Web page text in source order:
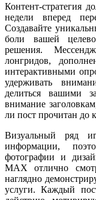
Контент-стратегия
недели вперед
Создавайте
боли вашей
решения.
лонгридов,
интерактивными
удерживать
делиться вашими
внимание
ли пост прочитан до
Визуальный ряд
информации,
фотографии и
MAX отлично
наглядно
услуги. Каждый